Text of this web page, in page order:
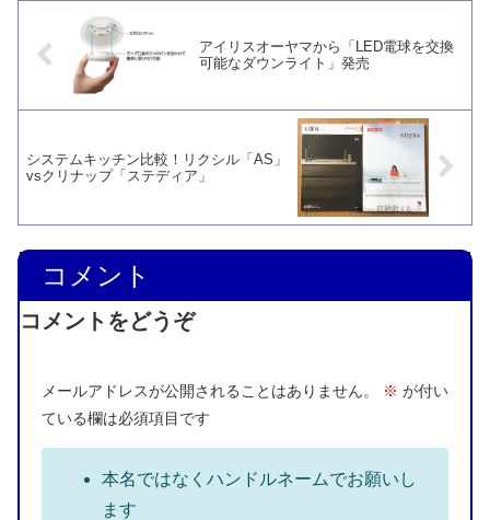
アイリスオーヤマから「LED電球を交換
可能なダウンライト」発売
システムキッチン比較！リクシル「AS」
vsクリナップ「ステディア」
コメント
コメントをどうぞ
メールアドレスが公開されることはありません。 ※ が付い
ている欄は必須項目です
本名ではなくハンドルネームでお願いし
ます